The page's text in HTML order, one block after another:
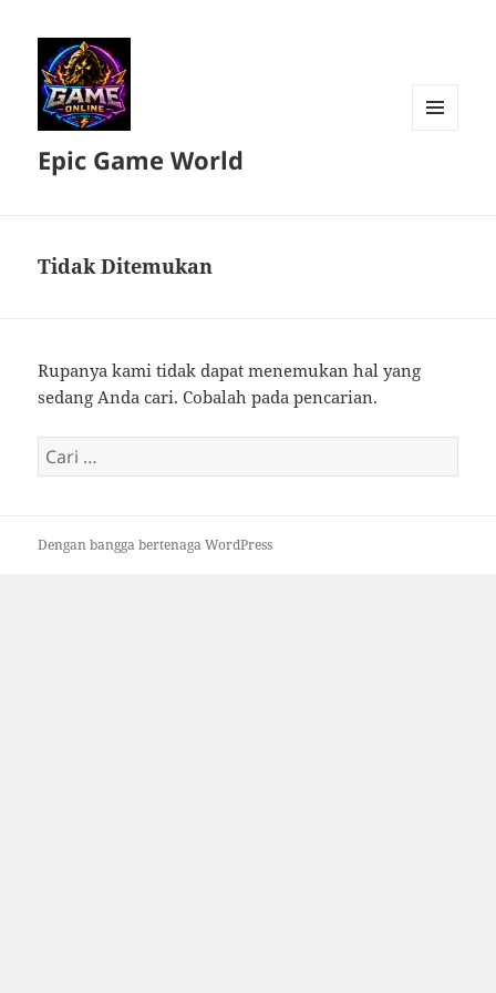
Epic Game World
Tidak Ditemukan
Rupanya kami tidak dapat menemukan hal yang
sedang Anda cari. Cobalah pada pencarian.
Cari
untuk:
Dengan bangga bertenaga WordPress